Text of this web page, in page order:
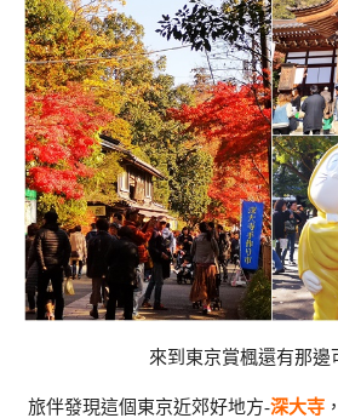
來到東京賞楓還有那邊
旅伴發現這個東京近郊好地方-深大寺